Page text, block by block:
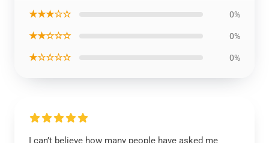
★★★☆☆ 0%
★★☆☆☆ 0%
★☆☆☆☆ 0%
I can’t believe how many people have asked me